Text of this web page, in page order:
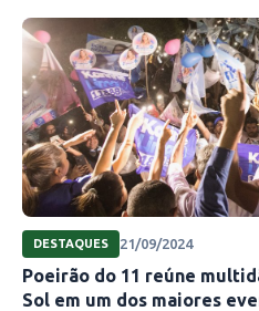
DESTAQUES 21/09/2024
Poeirão do 11 reúne
Sol em um dos maiores